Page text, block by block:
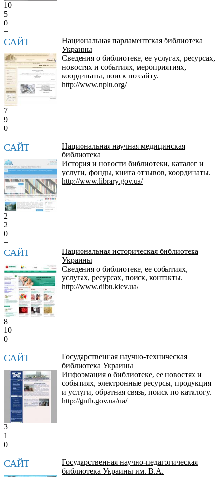
10
5
0
+
САЙТ
Национальная парламентская библиотека
Украины
Сведения о библиотеке, ее услугах, ресурсах,
новостях и событиях, мероприятиях,
координаты, поиск по сайту.
http://www.nplu.org/
7
9
0
+
САЙТ
Национальная научная медицинская
библиотека
История и новости библиотеки, каталог и
услуги, фонды, книга отзывов, координаты.
http://www.library.gov.ua/
2
2
0
+
САЙТ
Национальная историческая библиотека
Украины
Сведения о библиотеке, ее событиях,
услугах, ресурсах, поиск, контакты.
http://www.dibu.kiev.ua/
8
10
0
+
САЙТ
Государственная научно-техническая
библиотека Украины
Информация о библиотеке, ее новостях и
событиях, электронные ресурсы, продукция
и услуги, обратная связь, поиск по каталогу.
http://gntb.gov.ua/ua/
3
1
0
+
САЙТ
Государственная научно-педагогическая
библиотека Украины им. В.А.